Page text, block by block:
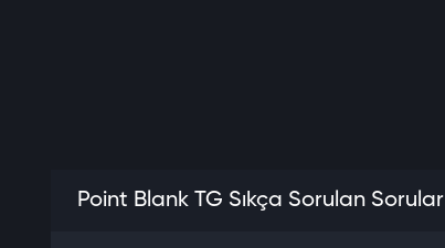
Point Blank TG Sıkça Sorulan Sorular